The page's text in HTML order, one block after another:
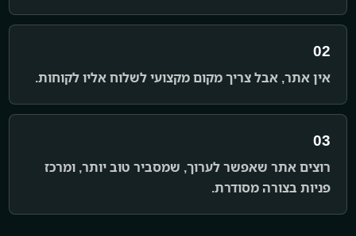
02
אין אתר, אבל צריך מקום מקצועי לשלוח אליו לקוחות.
03
רוצים אתר שאפשר לערוך, שמסביר טוב יותר, ומרכז
פניות בצורה מסודרת.